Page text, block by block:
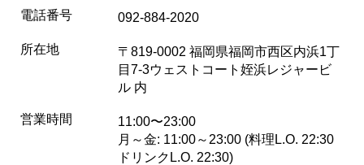
電話番号 092-884-2020
所在地
〒819-0002 福岡県福岡市西区内浜1丁
目7-3ウェストコート姪浜レジャービ
ル 内
営業時間
11:00〜23:00
月～金: 11:00～23:00 (料理L.O. 22:30
ドリンクL.O. 22:30)